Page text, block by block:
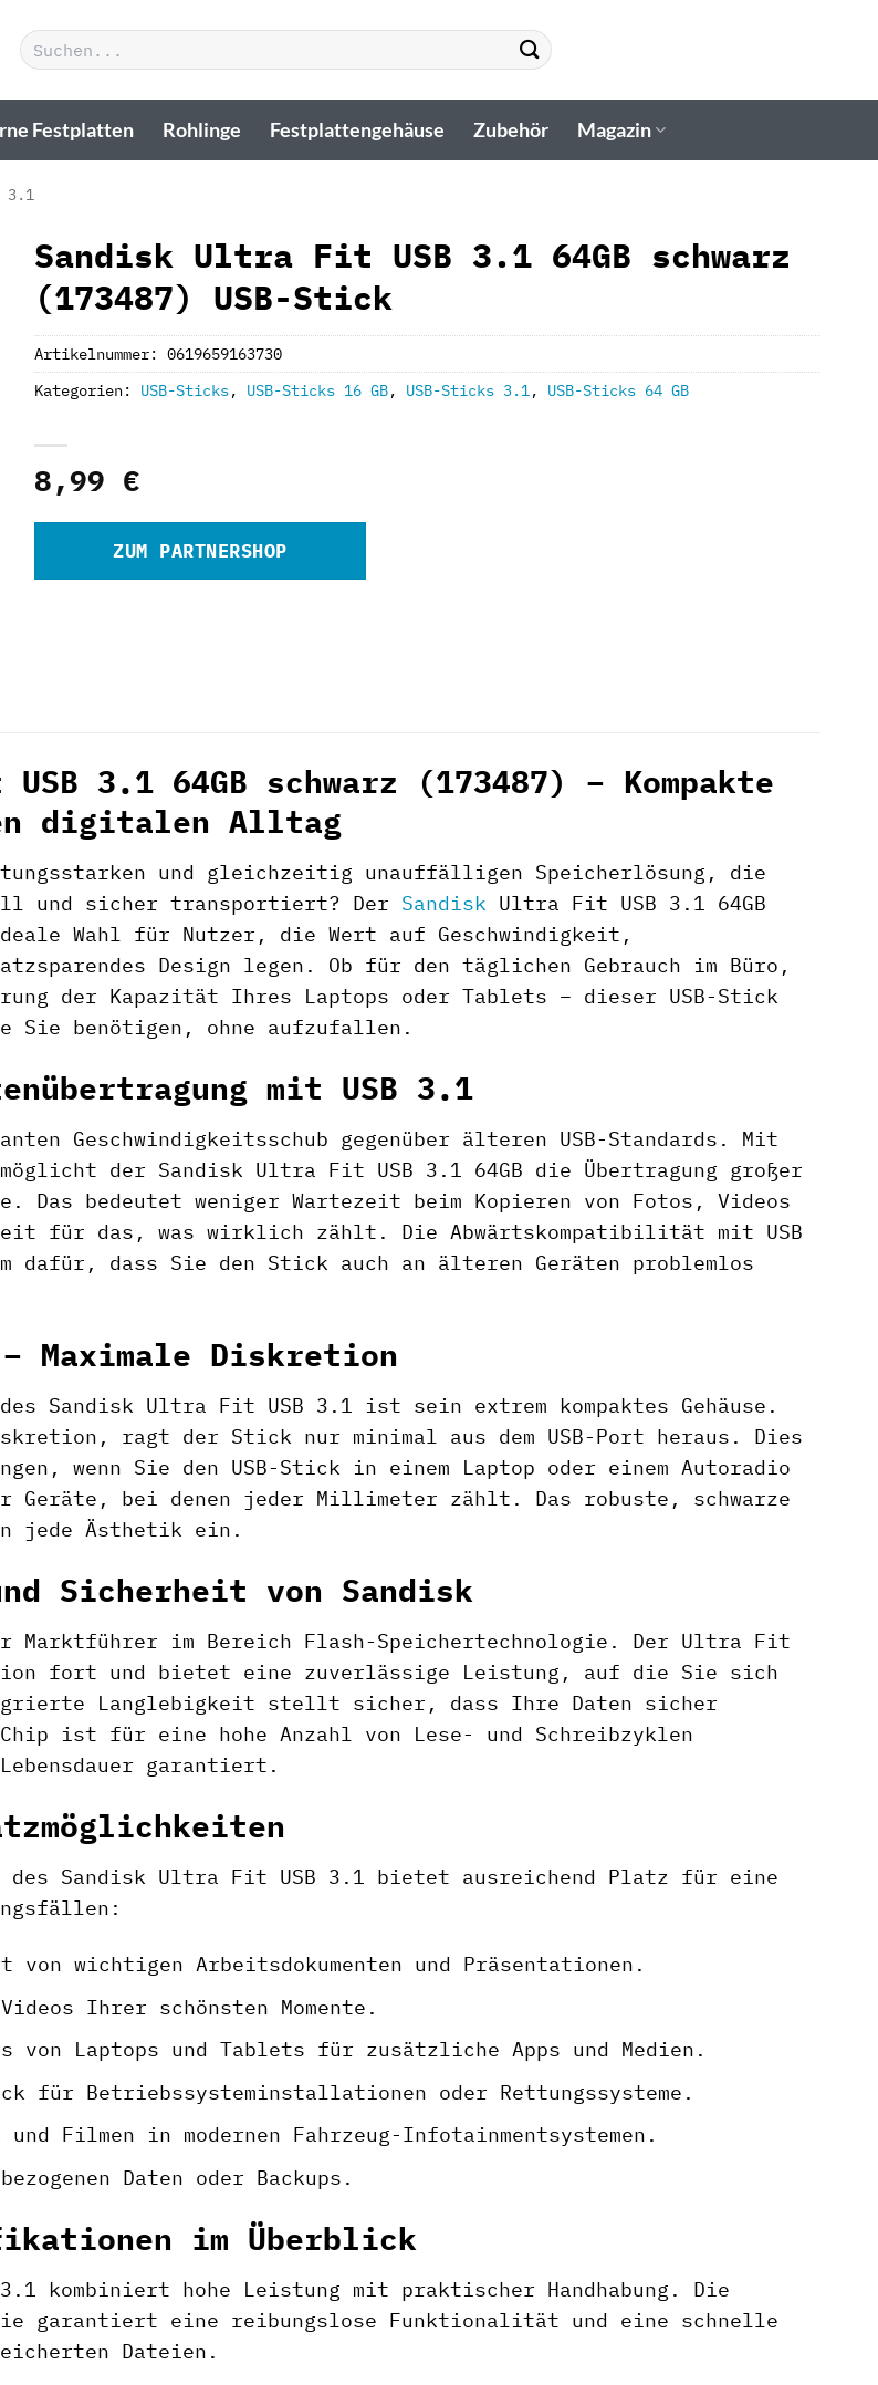
Suchen
nach:
Festplatten Rohlinge Festplattengehäuse Zubehör Magazin
3.1
Sandisk Ultra Fit USB 3.1 64GB schwarz
(173487) USB-Stick
8,99 €
ZUM PARTNERSHOP
Artikelnummer:0619659163730
Kategorien: USB-Sticks, USB-Sticks 16 GB, USB-Sticks 3.1, USB-Sticks 64 GB
3.1 64GB schwarz (173487) – Kompakte
digitalen Alltag
und gleichzeitig unauffälligen Speicherlösung, die
und sicher transportiert? Der Sandisk Ultra Fit USB 3.1 64GB
Wahl für Nutzer, die Wert auf Geschwindigkeit,
Design legen. Ob für den täglichen Gebrauch im Büro,
der Kapazität Ihres Laptops oder Tablets – dieser USB-Stick
Sie benötigen, ohne aufzufallen.
mit USB 3.1
Geschwindigkeitsschub gegenüber älteren USB-Standards. Mit
der Sandisk Ultra Fit USB 3.1 64GB die Übertragung großer
Das bedeutet weniger Wartezeit beim Kopieren von Fotos, Videos
Zeit für das, was wirklich zählt. Die Abwärtskompatibilität mit USB
dafür, dass Sie den Stick auch an älteren Geräten problemlos
– Maximale Diskretion
des Sandisk Ultra Fit USB 3.1 ist sein extrem kompaktes Gehäuse.
ragt der Stick nur minimal aus dem USB-Port heraus. Dies
wenn Sie den USB-Stick in einem Laptop oder einem Autoradio
bei denen jeder Millimeter zählt. Das robuste, schwarze
jede Ästhetik ein.
Sicherheit von Sandisk
Marktführer im Bereich Flash-Speichertechnologie. Der Ultra Fit
fort und bietet eine zuverlässige Leistung, auf die Sie sich
Langlebigkeit stellt sicher, dass Ihre Daten sicher
ist für eine hohe Anzahl von Lese- und Schreibzyklen
garantiert.
des Sandisk Ultra Fit USB 3.1 bietet ausreichend Platz für eine
von wichtigen Arbeitsdokumenten und Präsentationen.
Ihrer schönsten Momente.
von Laptops und Tablets für zusätzliche Apps und Medien.
für Betriebssysteminstallationen oder Rettungssysteme.
und Filmen in modernen Fahrzeug-Infotainmentsystemen.
Daten oder Backups.
im Überblick
kombiniert hohe Leistung mit praktischer Handhabung. Die
garantiert eine reibungslose Funktionalität und eine schnelle
Dateien.